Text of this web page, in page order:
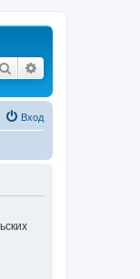
Поиск
Вход